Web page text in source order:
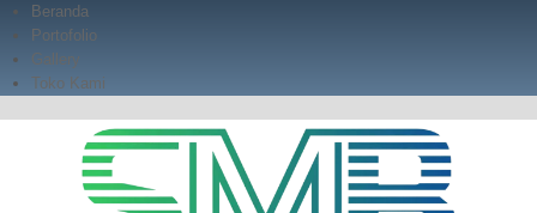
Skip
content
Beranda
Portofolio
Gallery
Toko Kami